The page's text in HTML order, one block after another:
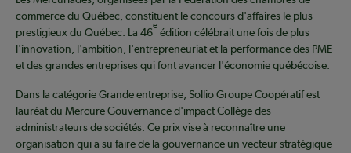
commerce du Québec, constituent le concours d'affaires le plus
prestigieux du Québec. La 46
e
édition célébrait une fois de plus
l'innovation, l'ambition, l'entrepreneuriat et la performance des PME
et des grandes entreprises qui font avancer l'économie québécoise.
Dans la catégorie Grande entreprise, Sollio Groupe Coopératif est
lauréat du Mercure Gouvernance d'impact Collège des
administrateurs de sociétés. Ce prix vise à reconnaître une
organisation qui a su faire de la gouvernance un vecteur stratégique